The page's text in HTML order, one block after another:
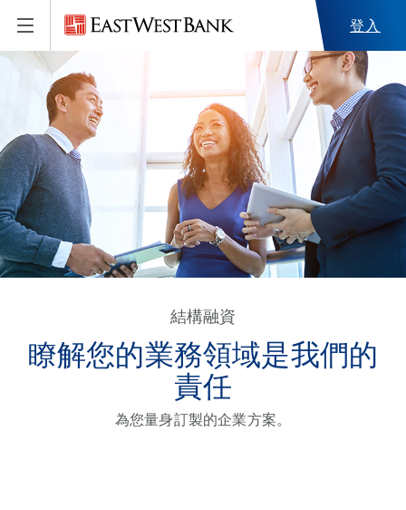
登入
結構融資
瞭解您的業務領域是我們的
責任
為您量身訂製的企業方案。